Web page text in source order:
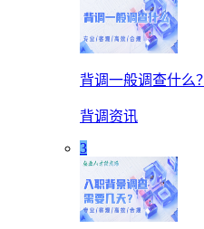
背调一般调查什么？
背调资讯
3